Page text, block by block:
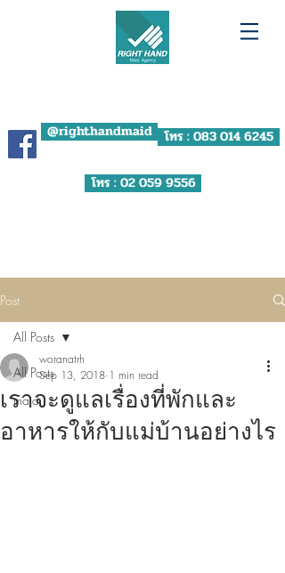
@righthandmaid โทร : 083 014 6245
โทร : 02 059 9556
Post
All Posts
maid
All Posts
เราจะดูแลเรื่องที่พักและ
อาหารให้กับแม่บ้านอย่างไร
woranatrh
Sep 13, 2018 1 min read